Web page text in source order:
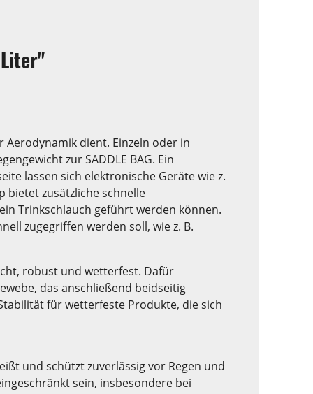
dient. Einzeln oder in
zur SADDLE BAG. Ein
lassen sich elektronische Geräte wie z.
bietet zusätzliche schnelle
Trinkschlauch geführt werden können.
zugegriffen werden soll, wie z. B.
robust und wetterfest. Dafür
das anschließend beidseitig
für wetterfeste Produkte, die sich
und schützt zuverlässig vor Regen und
sein, insbesondere bei